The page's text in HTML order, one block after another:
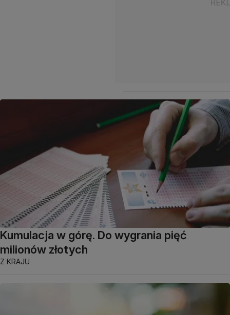
Kumulacja w górę. Do wygrania pięć
milionów złotych
Z KRAJU